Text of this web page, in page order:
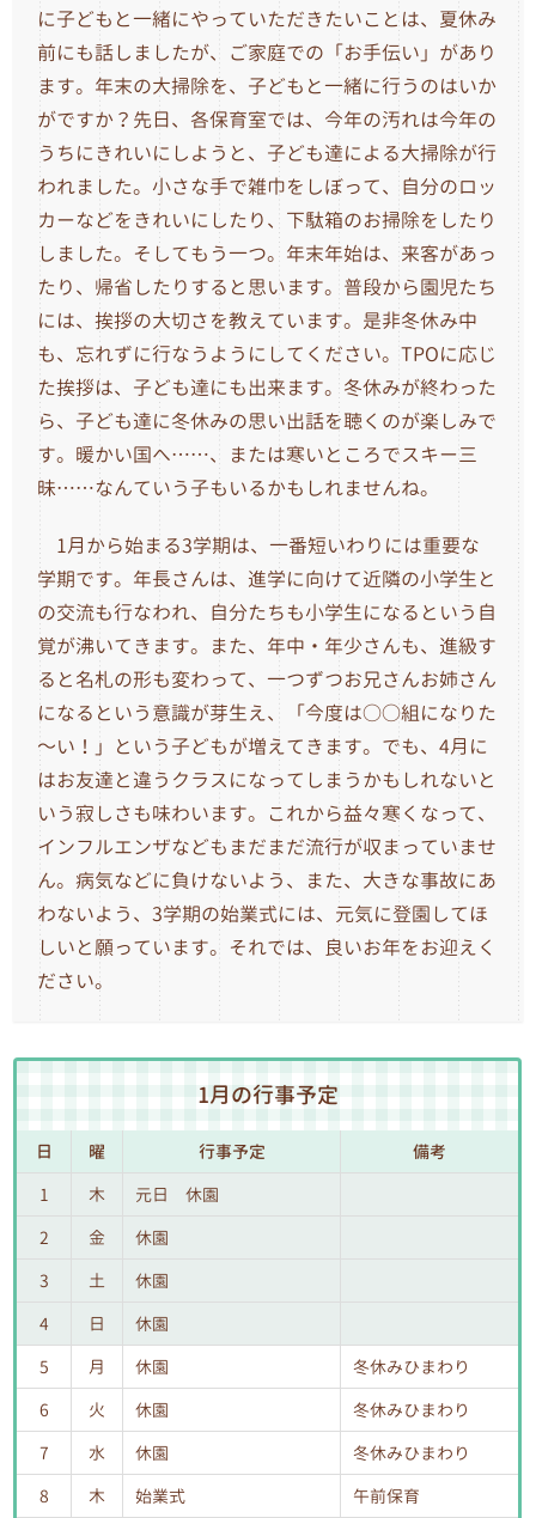
に子どもと一緒にやっていただきたいことは、夏休み
前にも話しましたが、ご家庭での「お手伝い」があり
ます。年末の大掃除を、子どもと一緒に行うのはいか
がですか？先日、各保育室では、今年の汚れは今年の
うちにきれいにしようと、子ども達による大掃除が行
われました。小さな手で雑巾をしぼって、自分のロッ
カーなどをきれいにしたり、下駄箱のお掃除をしたり
しました。そしてもう一つ。年末年始は、来客があっ
たり、帰省したりすると思います。普段から園児たち
には、挨拶の大切さを教えています。是非冬休み中
も、忘れずに行なうようにしてください。TPOに応じ
た挨拶は、子ども達にも出来ます。冬休みが終わった
ら、子ども達に冬休みの思い出話を聴くのが楽しみで
す。暖かい国へ……、または寒いところでスキー三
昧……なんていう子もいるかもしれませんね。
1月から始まる3学期は、一番短いわりには重要な
学期です。年長さんは、進学に向けて近隣の小学生と
の交流も行なわれ、自分たちも小学生になるという自
覚が沸いてきます。また、年中・年少さんも、進級す
ると名札の形も変わって、一つずつお兄さんお姉さん
になるという意識が芽生え、「今度は○○組になりた
～い！」という子どもが増えてきます。でも、4月に
はお友達と違うクラスになってしまうかもしれないと
いう寂しさも味わいます。これから益々寒くなって、
インフルエンザなどもまだまだ流行が収まっていませ
ん。病気などに負けないよう、また、大きな事故にあ
わないよう、3学期の始業式には、元気に登園してほ
しいと願っています。それでは、良いお年をお迎えく
ださい。
1月の行事予定
日 曜 行事予定
備考
1
木
元日 休園
2
金
休園
3
土
休園
4
日
休園
5
月 休園
冬休みひまわり
6
火 休園
冬休みひまわり
7
水 休園
冬休みひまわり
8
木 始業式 午前保育